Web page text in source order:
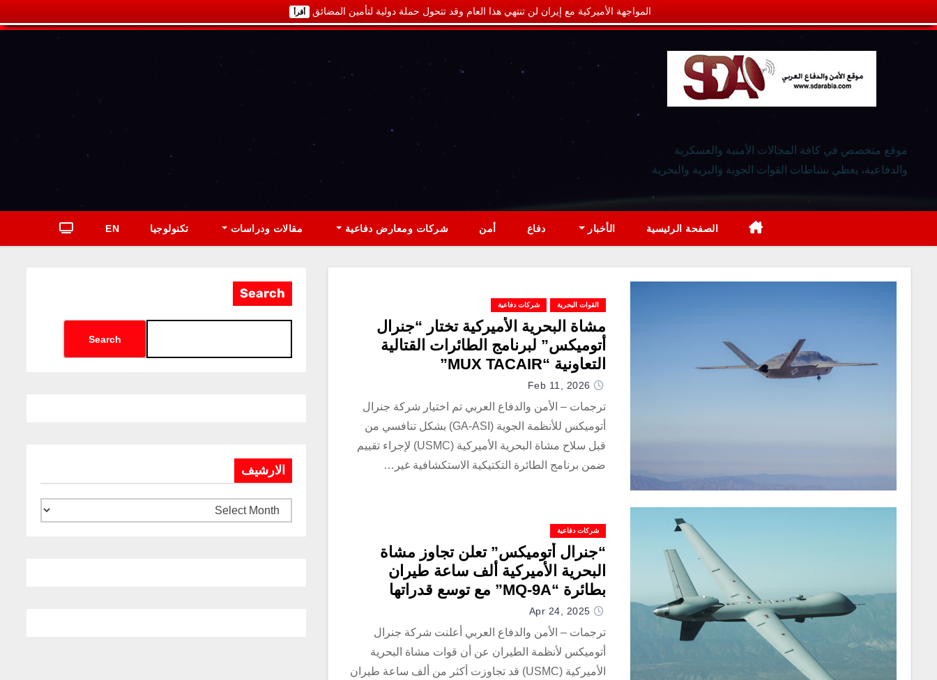
المواجهة الأميركية مع إيران لن تنتهي هذا العام وقد تتحول حملة دولية لتأمين المضائق أقرأ
موقع متخصص في كافة المجالات الأمنية والعسكرية
والدفاعية، يغطي نشاطات القوات الجوية والبرية والبحرية
الصفحة الرئيسية الأخبار دفاع أمن شركات ومعارض دفاعية مقالات ودراسات تكنولوجيا EN
القوات البحرية شركات دفاعية
مشاة البحرية الأميركية تختار “جنرال
أتوميكس” لبرنامج الطائرات القتالية
التعاونية “MUX TACAIR”
Feb 11, 2026
ترجمات – الأمن والدفاع العربي تم اختيار شركة جنرال
أتوميكس للأنظمة الجوية (GA-ASI) بشكل تنافسي من
قبل سلاح مشاة البحرية الأميركية (USMC) لإجراء تقييم
ضمن برنامج الطائرة التكتيكية الاستكشافية غير…
شركات دفاعية
“جنرال أتوميكس” تعلن تجاوز مشاة
البحرية الأميركية ألف ساعة طيران
بطائرة “MQ-9A” مع توسع قدراتها
Apr 24, 2025
ترجمات – الأمن والدفاع العربي أعلنت شركة جنرال
أتوميكس لأنظمة الطيران عن أن قوات مشاة البحرية
الأميركية (USMC) قد تجاوزت أكثر من ألف ساعة طيران
Search
Search
الارشيف